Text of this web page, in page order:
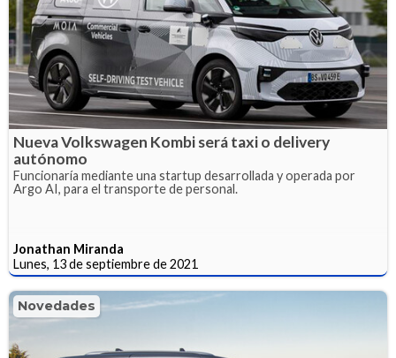
Nueva Volkswagen Kombi será taxi o delivery
autónomo
Funcionaría mediante una startup desarrollada y operada por
Argo AI, para el transporte de personal.
Jonathan Miranda
Lunes, 13 de septiembre de 2021
Novedades